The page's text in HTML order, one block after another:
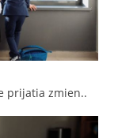
prijatia zmien..